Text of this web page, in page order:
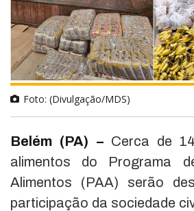
Foto: (Divulgação/MDS)
Belém (PA) – Cerca de
alimentos do Programa
Alimentos (PAA) serão
participação da sociedade